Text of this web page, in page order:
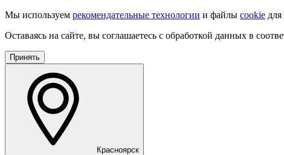
Мы используем рекомендательные технологии и файлы cookie
Оставаясь на сайте, вы соглашаетесь с обработкой данных в
Принять
Красноярск